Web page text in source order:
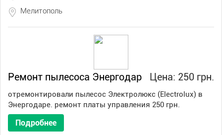
Мелитополь
Цена: 250 грн.
Ремонт пылесоса Энергодар
отремонтировали пылесос Электролюкс (Electrolux) в
Энергодаре. ремонт платы управления 250 грн.
Подробнее